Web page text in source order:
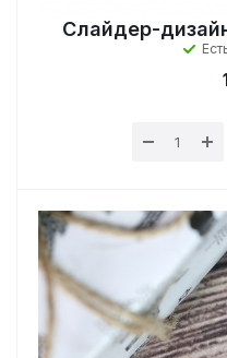
Слайдер-